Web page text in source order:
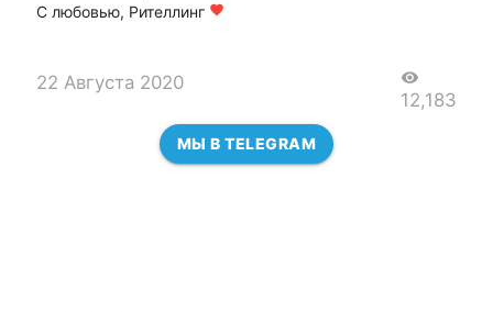
С любовью, Рителлинг favorite
22 Августа 2020 visibility
12,183
МЫ В TELEGRAM